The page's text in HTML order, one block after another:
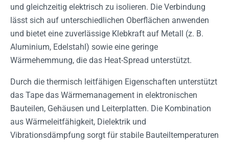
und gleichzeitig elektrisch zu isolieren. Die Verbindung
lässt sich auf unterschiedlichen Oberflächen anwenden
und bietet eine zuverlässige Klebkraft auf Metall (z. B.
Aluminium, Edelstahl) sowie eine geringe
Wärmehemmung, die das Heat-Spread unterstützt.
Durch die thermisch leitfähigen Eigenschaften unterstützt
das Tape das Wärmemanagement in elektronischen
Bauteilen, Gehäusen und Leiterplatten. Die Kombination
aus Wärmeleitfähigkeit, Dielektrik und
Vibrationsdämpfung sorgt für stabile Bauteiltemperaturen